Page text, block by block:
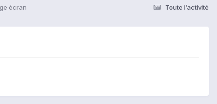
Toute l’activité
écran